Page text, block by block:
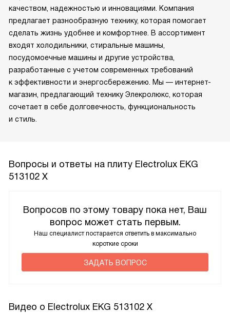
качеством, надежностью и инновациями. Компания
предлагает разнообразную технику, которая помогает
сделать жизнь удобнее и комфортнее. В ассортимент
входят холодильники, стиральные машины,
посудомоечные машины и другие устройства,
разработанные с учетом современных требований
к эффективности и энергосбережению. Мы — интернет-
магазин, предлагающий технику Элекролюкс, которая
сочетает в себе долговечность, функциональность
и стиль.
Вопросы и ответы на плиту Electrolux EKG
513102 X
Вопросов по этому товару пока нет, Ваш
вопрос может стать первым.
Наш специалист постарается ответить в максимально
короткие сроки
ЗАДАТЬ ВОПРОС
Видео о Electrolux EKG 513102 X